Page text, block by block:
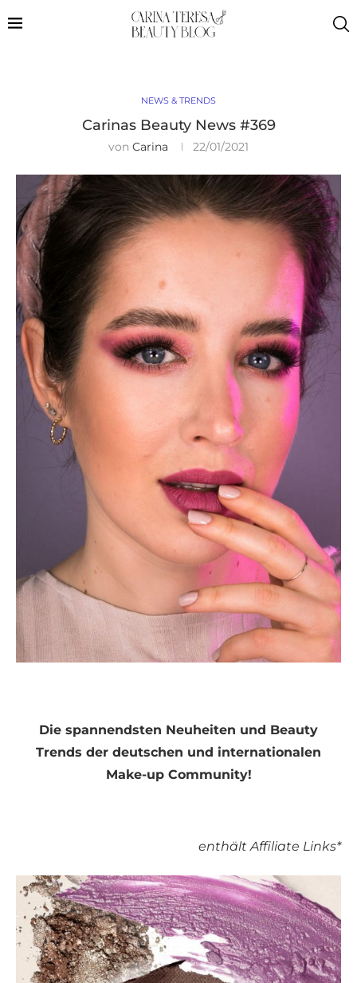
NEWS & TRENDS
Carinas Beauty News #369
von Carina 22/01/2021
Die spannendsten Neuheiten und Beauty
Trends der deutschen und internationalen
Make-up Community!
enthält Affiliate Links*